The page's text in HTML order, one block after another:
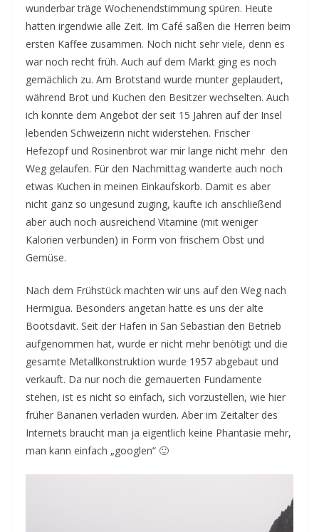
wunderbar träge Wochenendstimmung spüren. Heute
hatten irgendwie alle Zeit. Im Café saßen die Herren beim
ersten Kaffee zusammen. Noch nicht sehr viele, denn es
war noch recht früh. Auch auf dem Markt ging es noch
gemächlich zu. Am Brotstand wurde munter geplaudert,
während Brot und Kuchen den Besitzer wechselten. Auch
ich konnte dem Angebot der seit 15 Jahren auf der Insel
lebenden Schweizerin nicht widerstehen. Frischer
Hefezopf und Rosinenbrot war mir lange nicht mehr den
Weg gelaufen. Für den Nachmittag wanderte auch noch
etwas Kuchen in meinen Einkaufskorb. Damit es aber
nicht ganz so ungesund zuging, kaufte ich anschließend
aber auch noch ausreichend Vitamine (mit weniger
Kalorien verbunden) in Form von frischem Obst und
Gemüse.
Nach dem Frühstück machten wir uns auf den Weg nach
Hermigua. Besonders angetan hatte es uns der alte
Bootsdavit. Seit der Hafen in San Sebastian den Betrieb
aufgenommen hat, wurde er nicht mehr benötigt und die
gesamte Metallkonstruktion wurde 1957 abgebaut und
verkauft. Da nur noch die gemauerten Fundamente
stehen, ist es nicht so einfach, sich vorzustellen, wie hier
früher Bananen verladen wurden. Aber im Zeitalter des
Internets braucht man ja eigentlich keine Phantasie mehr,
man kann einfach „googlen“ 🙂